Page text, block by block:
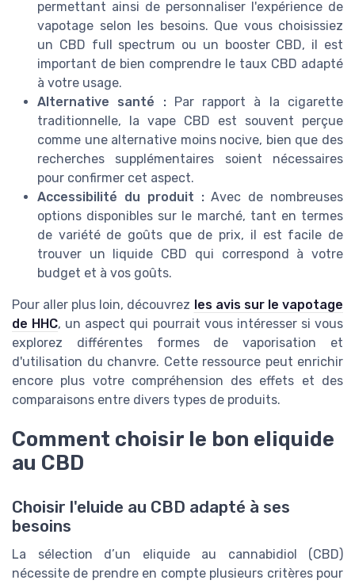
permettant ainsi de personnaliser l'expérience de
vapotage selon les besoins. Que vous choisissiez
un CBD full spectrum ou un booster CBD, il est
important de bien comprendre le taux CBD adapté
à votre usage.
Alternative santé :Par rapport à la cigarette
traditionnelle, la vape CBD est souvent perçue
comme une alternative moins nocive, bien que des
recherches supplémentaires soient nécessaires
pour confirmer cet aspect.
Accessibilité du produit :Avec de nombreuses
options disponibles sur le marché, tant en termes
de variété de goûts que de prix, il est facile de
trouver un liquide CBD qui correspond à votre
budget et à vos goûts.
Pour aller plus loin, découvrez les avis sur le vapotage
de HHC, un aspect qui pourrait vous intéresser si vous
explorez différentes formes de vaporisation et
d'utilisation du chanvre. Cette ressource peut enrichir
encore plus votre compréhension des effets et des
comparaisons entre divers types de produits.
Comment choisir le bon eliquide
au CBD
Choisir l'eluide au CBD adapté à ses
besoins
La sélection d’un eliquide au cannabidiol (CBD)
nécessite de prendre en compte plusieurs critères pour